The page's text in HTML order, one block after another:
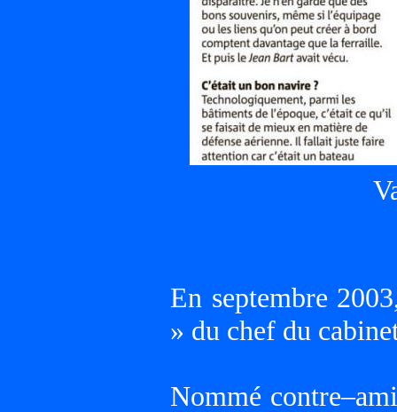
En septembre
» du chef du
Nommé